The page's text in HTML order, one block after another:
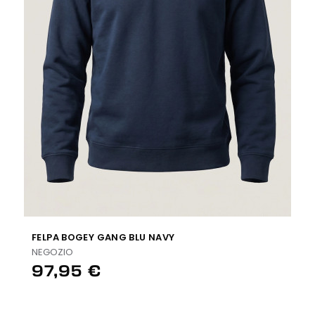
FELPA BOGEY GANG BLU NAVY
NEGOZIO
97,95 €